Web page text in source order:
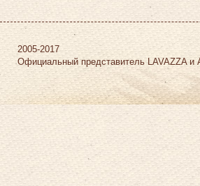
2005-2017
Официальный представитель LAVAZZA и